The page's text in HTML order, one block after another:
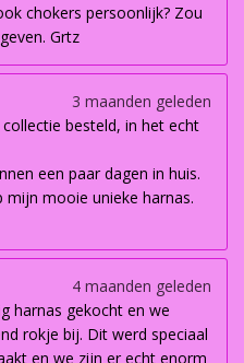
chokers persoonlijk? Zou
Grtz
3 maanden geleden
besteld, in het echt
een paar dagen in huis.
mijn mooie unieke harnas.
4 maanden geleden
harnas gekocht en we
rokje bij. Dit werd speciaal
en we zijn er echt enorm